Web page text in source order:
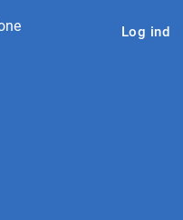
Log ind